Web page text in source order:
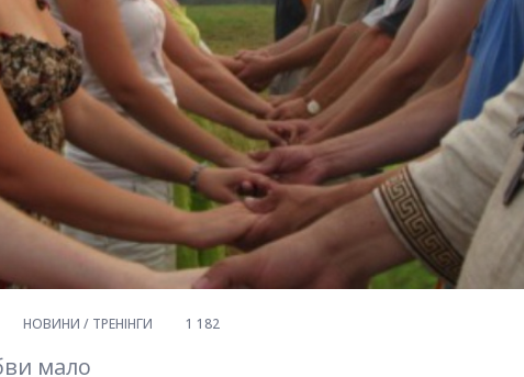
НОВИНИ / ТРЕНІНГИ 1 182
мало